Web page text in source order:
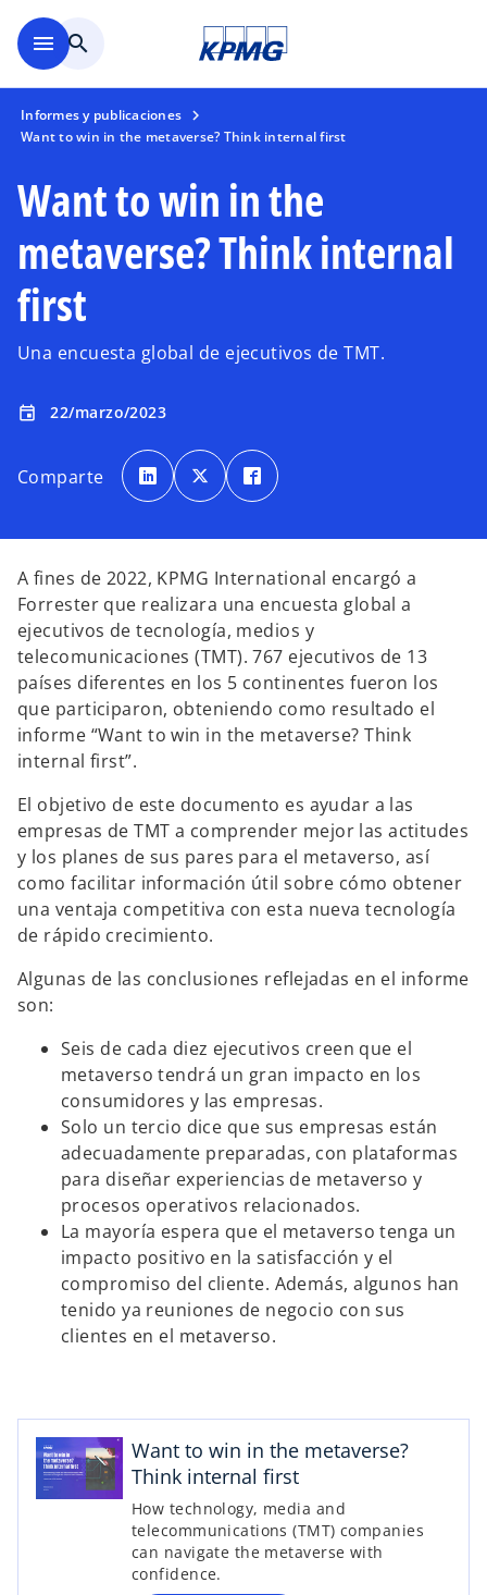
menu search
Informes y publicaciones
Want to win in the metaverse? Think internal first
Want to win in the
metaverse? Think internal
first
Una encuesta global de ejecutivos de TMT.
event 22/marzo/2023
Comparte e
a
b
n
a
p
e
s
t
a
ñ
a
n
u
e
v
a
e
a
b
n
a
p
e
s
t
a
ñ
a
n
u
e
v
a
e
a
n
a
p
e
s
t
a
ñ
a
n
u
e
v
a
A fines de 2022, KPMG International encargó a
Forrester que realizara una encuesta global a
ejecutivos de tecnología, medios y
telecomunicaciones (TMT). 767 ejecutivos de 13
países diferentes en los 5 continentes fueron los
que participaron, obteniendo como resultado el
informe “Want to win in the metaverse? Think
internal first”.
El objetivo de este documento es ayudar a las
empresas de TMT a comprender mejor las actitudes
y los planes de sus pares para el metaverso, así
como facilitar información útil sobre cómo obtener
una ventaja competitiva con esta nueva tecnología
de rápido crecimiento.
Algunas de las conclusiones reflejadas en el informe
son:
Seis de cada diez ejecutivos creen que el
metaverso tendrá un gran impacto en los
consumidores y las empresas.
Solo un tercio dice que sus empresas están
adecuadamente preparadas, con plataformas
para diseñar experiencias de metaverso y
procesos operativos relacionados.
La mayoría espera que el metaverso tenga un
impacto positivo en la satisfacción y el
compromiso del cliente. Además, algunos han
tenido ya reuniones de negocio con sus
clientes en el metaverso.
Want to win in the metaverse?
Think internal first
How technology, media and
telecommunications (TMT) companies
can navigate the metaverse with
confidence.
s
e
r
e
e
n
u
n
a